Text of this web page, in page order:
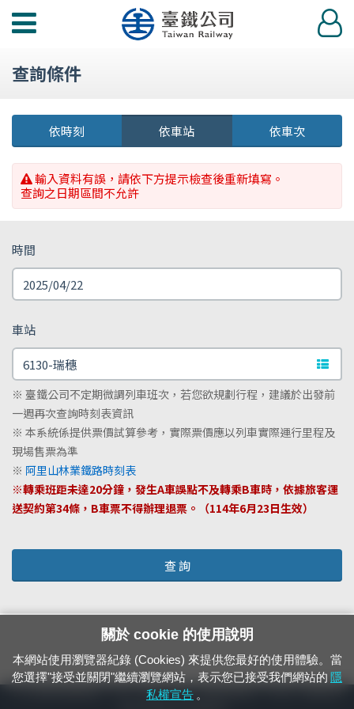
功
選
登
入
查詢條件
依時刻 依車站 依車次
輸入資料有誤，請依下方提示檢查後重新填寫。
查詢之日期區間不允許
時間
車站
文字
※ 臺鐵公司不定期微調列車班次，若您欲規劃行程，建議於出發前
一週再次查詢時刻表資訊
※ 本系統係提供票價試算參考，實際票價應以列車實際運行里程及
現場售票為準
※ 阿里山林業鐵路時刻表
※轉乘班距未達20分鐘，發生A車誤點不及轉乘B車時，依據旅客運
送契約第34條，B車票不得辦理退票。（114年6月23日生效）
查 詢
24小時緊急通報電話：1933（市話、手機，僅限發現軌道、平交道、橋樑及隧
關於 cookie 的使用說明
本網站使用瀏覽器紀錄 (Cookies) 來提供您最好的使用體驗。當
您選擇"接受並關閉"繼續瀏覽網站，表示您已接受我們網站的 隱
私權宣告 。